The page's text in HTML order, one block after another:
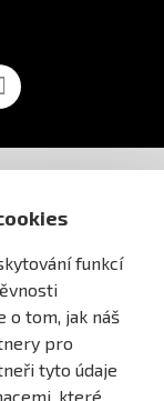
funkcí
o tom, jak náš
pro
tyto údaje
které